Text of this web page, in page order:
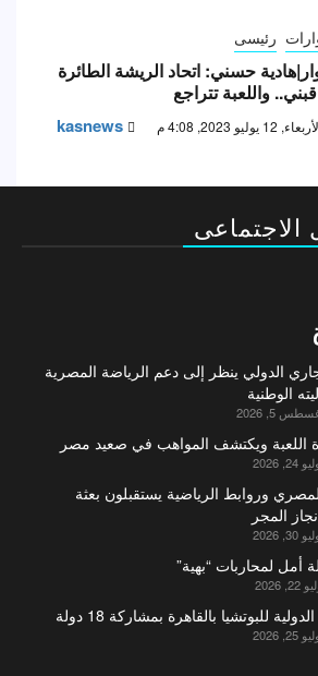
رئيسى
حسني: اتحاد الريشة الطائرة
واللعبة تتراجع
12 يوليو 2023, 4:08 م kasnews
الاجتماعى
الدولي ينظر إلى دعم الرياضة المصرية
الوطنية
اللعبة ويكتشف المواهب في صعيد مصر
وروابط الرياضية يستقبلون بعثة
المجر
أمل لمحاربات “بهية”
للبوتشيا بالقاهرة بمشاركة 18 دولة